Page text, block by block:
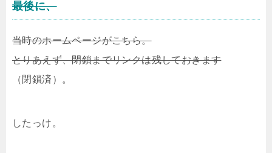
最後に、
当時のホームページがこちら。
とりあえず、閉鎖までリンクは残しておきます
（閉鎖済）。
したっけ。